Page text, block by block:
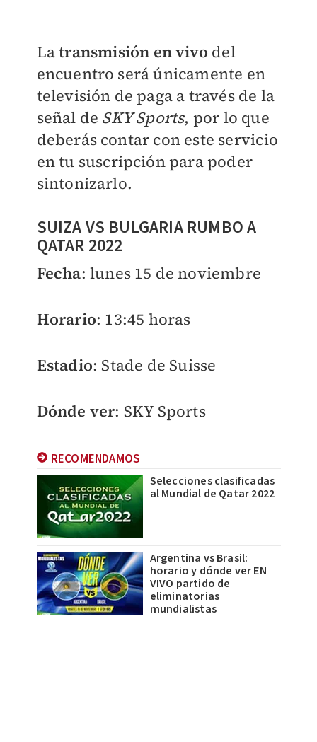
Latransmisión en vivo del
encuentro será únicamente en
televisión de paga a través de la
señal de SKY Sports, por lo que
deberás contar con este servicio
en tu suscripción para poder
sintonizarlo.
SUIZA VS BULGARIA RUMBO A
QATAR 2022
Fecha: lunes 15 de noviembre
Horario: 13:45 horas
Estadio: Stade de Suisse
Dónde ver: SKY Sports
RECOMENDAMOS
Selecciones clasificadas
al Mundial de Qatar 2022
Argentina vs Brasil:
horario y dónde ver EN
VIVO partido de
eliminatorias
mundialistas